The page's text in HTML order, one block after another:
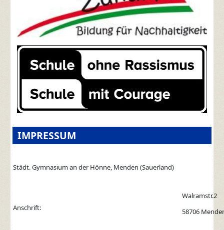
IMPRESSUM
Städt. Gymnasium an der Hönne, Menden (Sauerland)
Anschrift:
Walramstr.2
58706